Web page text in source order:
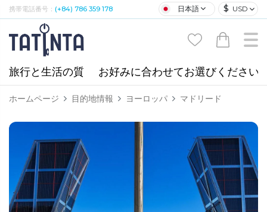
携帯電話番号： (+84) 786 359 178 日本語 $ USD
旅行と生活の質 お好みに合わせてお選びください
ホームページ 目的地情報 ヨーロッパ マドリード